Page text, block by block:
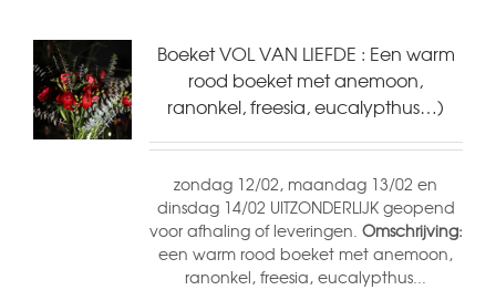
Boeket VOL VAN LIEFDE : Een warm
rood boeket met anemoon,
ranonkel, freesia, eucalypthus…)
zondag 12/02, maandag 13/02 en
dinsdag 14/02 UITZONDERLIJK geopend
voor afhaling of leveringen. Omschrijving:
een warm rood boeket met anemoon,
ranonkel, freesia, eucalypthus...